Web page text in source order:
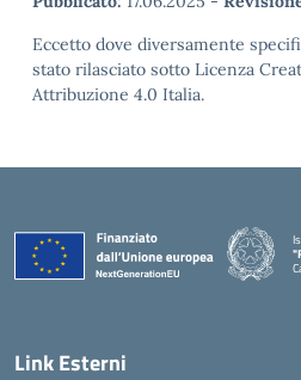
Eccetto dove diversamente
stato rilasciato sotto Licenza
Attribuzione 4.0 Italia.
Link Esterni